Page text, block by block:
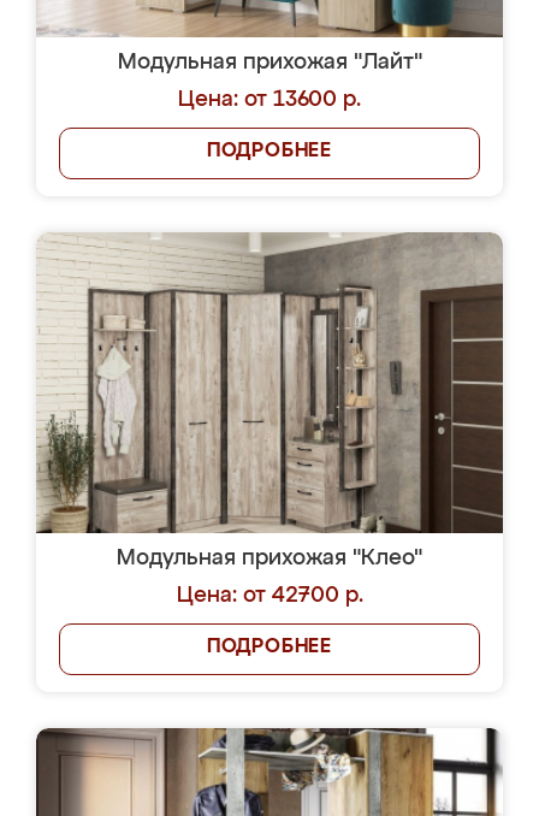
Модульная прихожая "Лайт"
Цена: от 13600 р.
ПОДРОБНЕЕ
Модульная прихожая "Клео"
Цена: от 42700 р.
ПОДРОБНЕЕ